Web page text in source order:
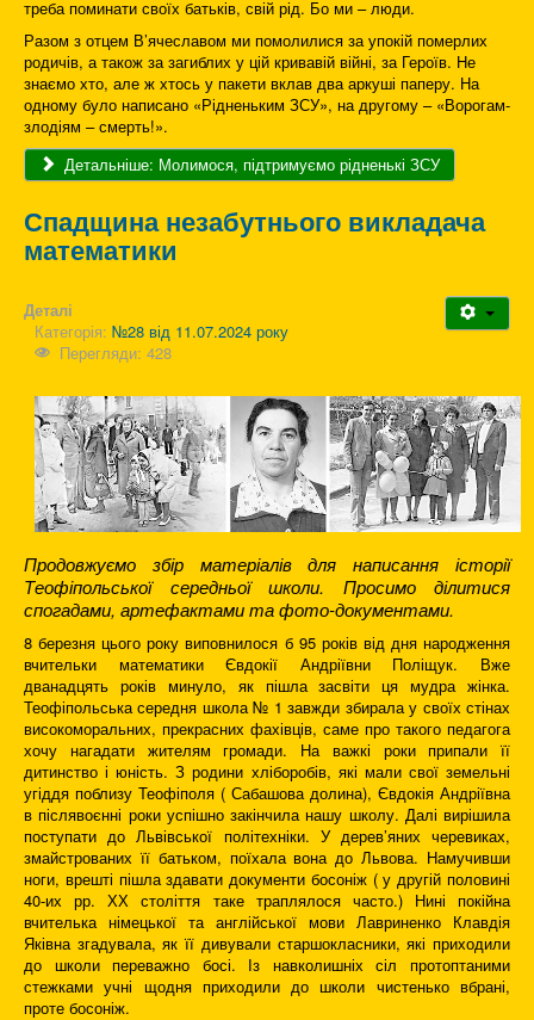
треба поминати своїх батьків, свій рід. Бо ми – люди.
Разом з отцем В’ячеславом ми помолилися за упокій померлих
родичів, а також за загиблих у цій кривавій війні, за Героїв. Не
знаємо хто, але ж хтось у пакети вклав два аркуші паперу. На
одному було написано «Рідненьким ЗСУ», на другому – «Ворогам-
злодіям – смерть!».
Детальніше: Молимося, підтримуємо рідненькі ЗСУ
Спадщина незабутнього викладача
математики
Деталі
Категорія: №28 від 11.07.2024 року
Перегляди: 428
Продовжуємо збір матеріалів для написання історії
Теофіпольської середньої школи. Просимо ділитися
спогадами, артефактами та фото-документами.
8 березня цього року виповнилося б 95 років від дня народження
вчительки математики Євдокії Андріївни Поліщук. Вже
дванадцять років минуло, як пішла засвіти ця мудра жінка.
Теофіпольська середня школа № 1 завжди збирала у своїх стінах
високоморальних, прекрасних фахівців, саме про такого педагога
хочу нагадати жителям громади. На важкі роки припали її
дитинство і юність. З родини хліборобів, які мали свої земельні
угіддя поблизу Теофіполя ( Сабашова долина), Євдокія Андріївна
в післявоєнні роки успішно закінчила нашу школу. Далі вирішила
поступати до Львівської політехніки. У дерев’яних черевиках,
змайстрованих її батьком, поїхала вона до Львова. Намучивши
ноги, врешті пішла здавати документи босоніж ( у другій половині
40-их рр. ХХ століття таке траплялося часто.) Нині покійна
вчителька німецької та англійської мови Лавриненко Клавдія
Яківна згадувала, як її дивували старшокласники, які приходили
до школи переважно босі. Із навколишніх сіл протоптаними
стежками учні щодня приходили до школи чистенько вбрані,
проте босоніж.